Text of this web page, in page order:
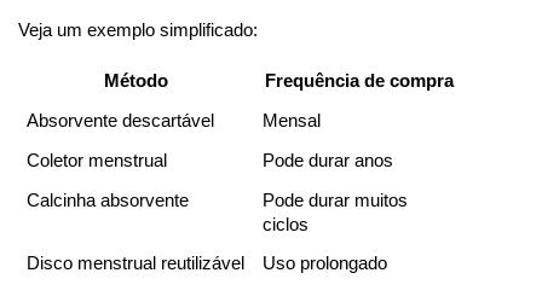
Veja um exemplo simplificado:
Método Frequência de compra
Absorvente descartável Mensal
Coletor menstrual Pode durar anos
Calcinha absorvente
Pode durar muitos
ciclos
Disco menstrual reutilizável
Uso prolongado